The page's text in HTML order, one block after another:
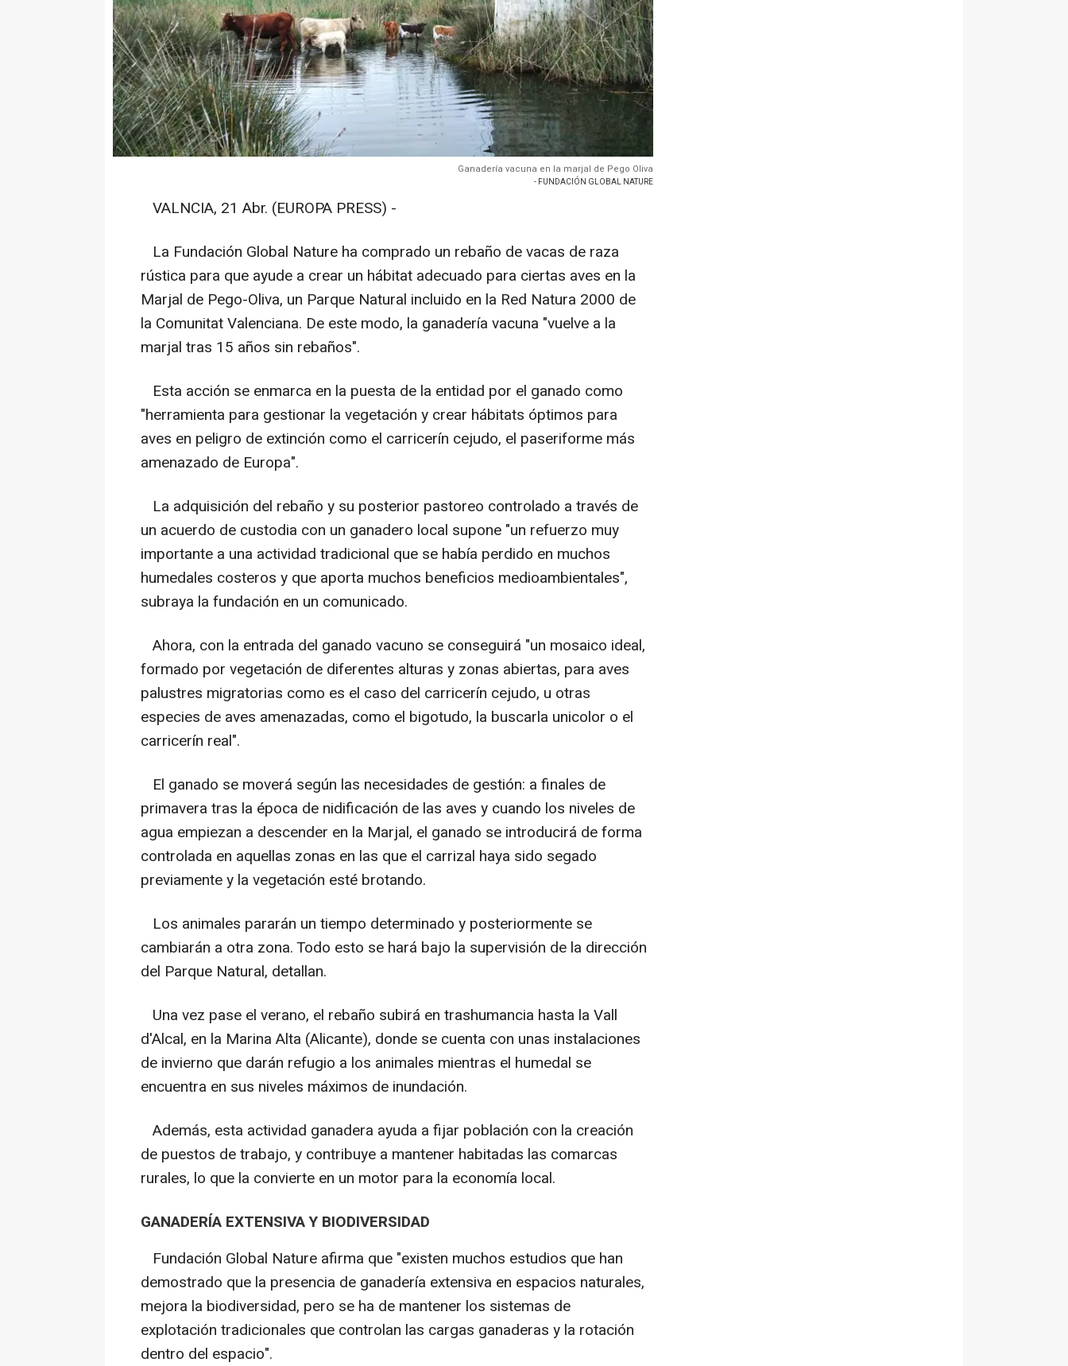
Ganadería vacuna en la marjal de Pego Oliva
- FUNDACIÓN GLOBAL NATURE
VALNCIA, 21 Abr. (EUROPA PRESS) -
La Fundación Global Nature ha comprado un rebaño de vacas de raza
rústica para que ayude a crear un hábitat adecuado para ciertas aves en la
Marjal de Pego-Oliva, un Parque Natural incluido en la Red Natura 2000 de
la Comunitat Valenciana. De este modo, la ganadería vacuna "vuelve a la
marjal tras 15 años sin rebaños".
Esta acción se enmarca en la puesta de la entidad por el ganado como
"herramienta para gestionar la vegetación y crear hábitats óptimos para
aves en peligro de extinción como el carricerín cejudo, el paseriforme más
amenazado de Europa".
La adquisición del rebaño y su posterior pastoreo controlado a través de
un acuerdo de custodia con un ganadero local supone "un refuerzo muy
importante a una actividad tradicional que se había perdido en muchos
humedales costeros y que aporta muchos beneficios medioambientales",
subraya la fundación en un comunicado.
Ahora, con la entrada del ganado vacuno se conseguirá "un mosaico ideal,
formado por vegetación de diferentes alturas y zonas abiertas, para aves
palustres migratorias como es el caso del carricerín cejudo, u otras
especies de aves amenazadas, como el bigotudo, la buscarla unicolor o el
carricerín real".
El ganado se moverá según las necesidades de gestión: a finales de
primavera tras la época de nidificación de las aves y cuando los niveles de
agua empiezan a descender en la Marjal, el ganado se introducirá de forma
controlada en aquellas zonas en las que el carrizal haya sido segado
previamente y la vegetación esté brotando.
Los animales pararán un tiempo determinado y posteriormente se
cambiarán a otra zona. Todo esto se hará bajo la supervisión de la dirección
del Parque Natural, detallan.
Una vez pase el verano, el rebaño subirá en trashumancia hasta la Vall
d'Alcal, en la Marina Alta (Alicante), donde se cuenta con unas instalaciones
de invierno que darán refugio a los animales mientras el humedal se
encuentra en sus niveles máximos de inundación.
Además, esta actividad ganadera ayuda a fijar población con la creación
de puestos de trabajo, y contribuye a mantener habitadas las comarcas
rurales, lo que la convierte en un motor para la economía local.
GANADERÍA EXTENSIVA Y BIODIVERSIDAD
Fundación Global Nature afirma que "existen muchos estudios que han
demostrado que la presencia de ganadería extensiva en espacios naturales,
mejora la biodiversidad, pero se ha de mantener los sistemas de
explotación tradicionales que controlan las cargas ganaderas y la rotación
dentro del espacio".